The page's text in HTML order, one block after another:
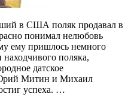
в США поляк продавал в
понимал нелюбовь
ему пришлось немного
находчивого поляка,
датское
Митин и Михаил
успеха. …